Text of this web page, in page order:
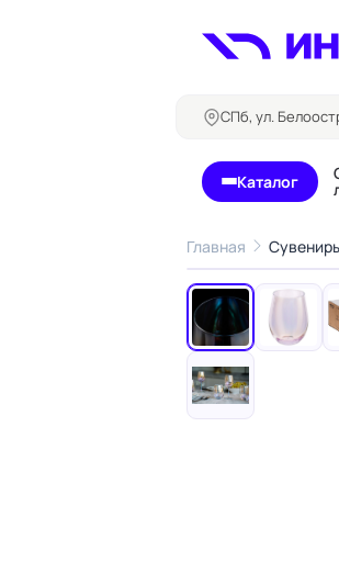
СПб, ул.
Каталог
Бланки и
Блокноты
Бейджи
Визитки
Конверты
Ленты для бейджей
Главная
‹